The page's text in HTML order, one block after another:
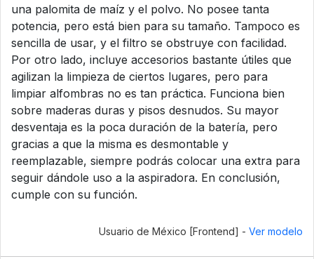
una palomita de maíz y el polvo. No posee tanta
potencia, pero está bien para su tamaño. Tampoco es
sencilla de usar, y el filtro se obstruye con facilidad.
Por otro lado, incluye accesorios bastante útiles que
agilizan la limpieza de ciertos lugares, pero para
limpiar alfombras no es tan práctica. Funciona bien
sobre maderas duras y pisos desnudos. Su mayor
desventaja es la poca duración de la batería, pero
gracias a que la misma es desmontable y
reemplazable, siempre podrás colocar una extra para
seguir dándole uso a la aspiradora. En conclusión,
cumple con su función.
Usuario de México [Frontend] - Ver modelo